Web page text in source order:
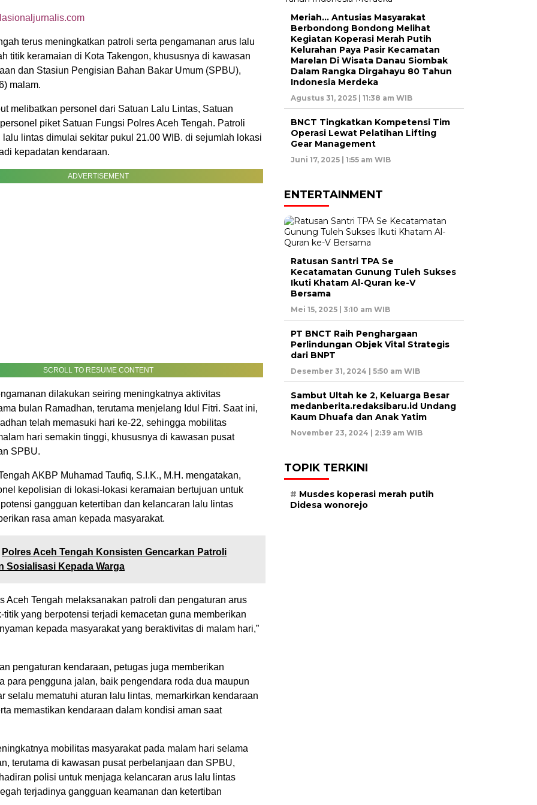
terus meningkatkan patroli serta pengamanan arus lalu
titik keramaian di Kota Takengon, khususnya di kawasan
dan Stasiun Pengisian Bahan Bakar Umum (SPBU),
malam.
melibatkan personel dari Satuan Lalu Lintas, Satuan
piket Satuan Fungsi Polres Aceh Tengah. Patroli
lalu lintas dimulai sekitar pukul 21.00 WIB. di sejumlah lokasi
kepadatan kendaraan.
ADVERTISEMENT
SCROLL TO RESUME CONTENT
dilakukan seiring meningkatnya aktivitas
bulan Ramadhan, terutama menjelang Idul Fitri. Saat ini,
telah memasuki hari ke-22, sehingga mobilitas
hari semakin tinggi, khususnya di kawasan pusat
SPBU.
AKBP Muhamad Taufiq, S.I.K., M.H. mengatakan,
kepolisian di lokasi-lokasi keramaian bertujuan untuk
gangguan ketertiban dan kelancaran lalu lintas
rasa aman kepada masyarakat.
Polres Aceh Tengah Konsisten Gencarkan Patroli
Sosialisasi Kepada Warga
Aceh Tengah melaksanakan patroli dan pengaturan arus
titik yang berpotensi terjadi kemacetan guna memberikan
kepada masyarakat yang beraktivitas di malam hari,”
pengaturan kendaraan, petugas juga memberikan
para pengguna jalan, baik pengendara roda dua maupun
selalu mematuhi aturan lalu lintas, memarkirkan kendaraan
memastikan kendaraan dalam kondisi aman saat
mobilitas masyarakat pada malam hari selama
terutama di kawasan pusat perbelanjaan dan SPBU,
polisi untuk menjaga kelancaran arus lalu lintas
terjadinya gangguan keamanan dan ketertiban
Meriah… Antusias Masyarakat
Berbondong Bondong Melihat
Kegiatan Koperasi Merah Putih
Kelurahan Paya Pasir Kecamatan
Marelan Di Wisata Danau Siombak
Dalam Rangka Dirgahayu 80 Tahun
Indonesia Merdeka
Agustus 31, 2025 | 11:38 am WIB
BNCT Tingkatkan Kompetensi Tim
Operasi Lewat Pelatihan Lifting
Gear Management
Juni 17, 2025 | 1:55 am WIB
ENTERTAINMENT
Ratusan Santri TPA Se
Kecatamatan Gunung Tuleh Sukses
Ikuti Khatam Al-Quran ke-V
Bersama
Mei 15, 2025 | 3:10 am WIB
PT BNCT Raih Penghargaan
Perlindungan Objek Vital Strategis
dari BNPT
Desember 31, 2024 | 5:50 am WIB
Sambut Ultah ke 2, Keluarga Besar
medanberita.redaksibaru.id Undang
Kaum Dhuafa dan Anak Yatim
November 23, 2024 | 2:39 am WIB
TOPIK TERKINI
Musdes koperasi merah putih
Didesa wonorejo